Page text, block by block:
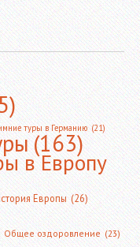
туры в Германию (21)
(163)
в Европу
Европы (26)
Общее оздоровление (23)